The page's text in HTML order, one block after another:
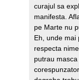
curajul sa
manifesta.
pe Marte nu
Eh, unde mai
respecta
putrau